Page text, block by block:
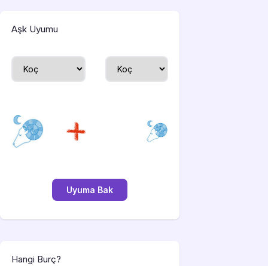
Aşk Uyumu
Hangi Burç?